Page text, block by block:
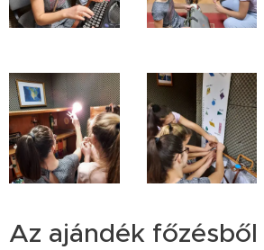
Az ajándék